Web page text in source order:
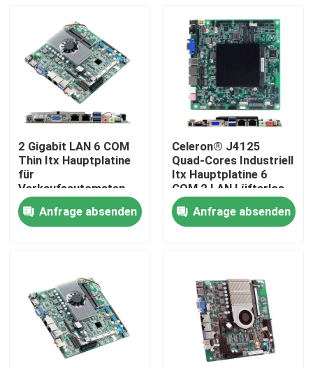
Über uns
Fabrik Tour
Qualitätskontrolle
Kontakt
Referenzen
industrieller Platte PC
schroffer Tablet-PC
2 Gigabit LAN 6 COM
Thin Itx Hauptplatine
für
Verkaufsautomaten
Intel Kaby Lake 7. Gen
I3 I5 I7Anfrage absenden
Celeron® J4125
Quad-Cores Industriell
Itx Hauptplatine 6
COM 2 LAN Lüfterlos
Anfrage absenden